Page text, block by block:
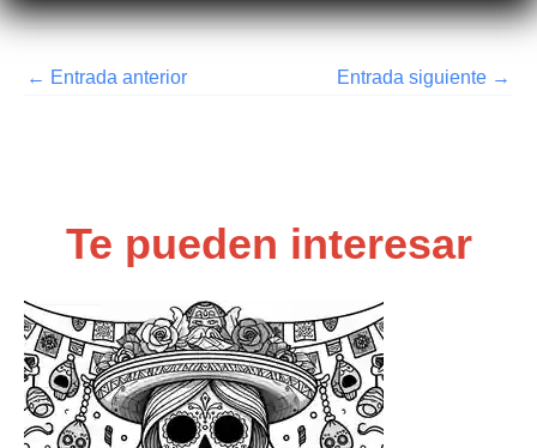
← Entrada anterior Entrada siguiente →
Te pueden interesar